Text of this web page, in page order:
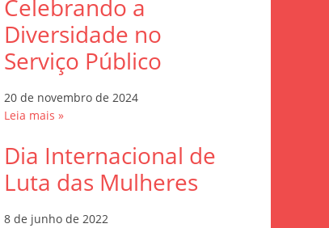
Celebrando a
Diversidade no
Serviço Público
20 de novembro de 2024
Leia mais »
Dia Internacional de
Luta das Mulheres
8 de junho de 2022